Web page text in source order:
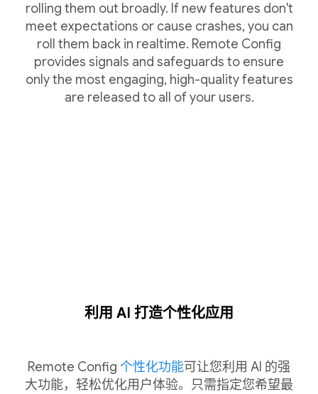
rolling them out broadly. If new features don't
meet expectations or cause crashes, you can
roll them back in realtime. Remote Config
provides signals and safeguards to ensure
only the most engaging, high-quality features
are released to all of your users.
利用 AI 打造个性化应用
Remote Config 个性化功能可让您利用 AI 的强
大功能，轻松优化用户体验。只需指定您希望最